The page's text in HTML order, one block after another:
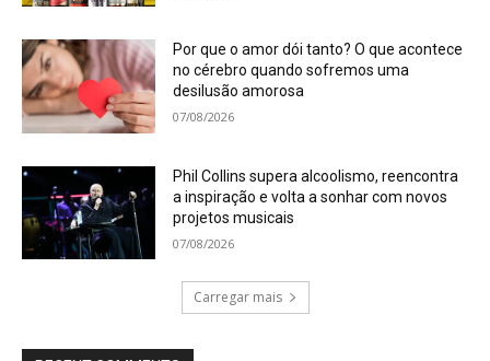
Por que o amor dói tanto? O que acontece
no cérebro quando sofremos uma
desilusão amorosa
07/08/2026
Phil Collins supera alcoolismo, reencontra
a inspiração e volta a sonhar com novos
projetos musicais
07/08/2026
Carregar mais